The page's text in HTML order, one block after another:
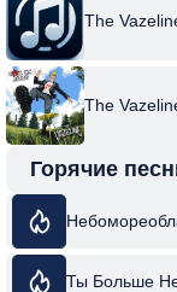
The
The
Горячие
Ты Больше